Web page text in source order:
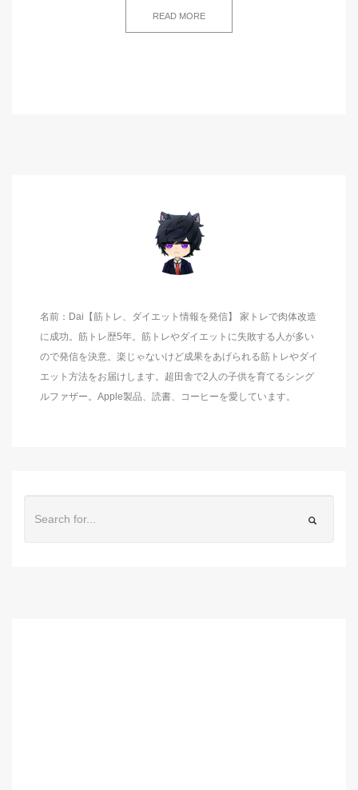
READ MORE
名前：Dai【筋トレ、ダイエット情報を発信】 家トレで肉体改造
に成功。筋トレ歴5年。筋トレやダイエットに失敗する人が多い
ので発信を決意。楽じゃないけど成果をあげられる筋トレやダイ
エット方法をお届けします。超田舎で2人の子供を育てるシング
ルファザー。Apple製品、読書、コーヒーを愛しています。